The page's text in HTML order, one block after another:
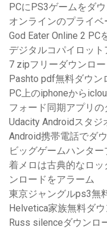
PCにPS3ゲームをダ
オンラインのプライ
God Eater Online 2 PC
デジタルコパイロッ
7 zipフリーダウンロ
Pashto pdf無料ダウン
PC上のiphoneから
フォード同期アプリの
Udacity Androidスタ
Android携帯電話でダ
ビッグゲームハンタ
着メロは古典的なロ
ンロードをアラーム
東京ジャングルps3無
Helvetica家族無料ダ
Russ silenceダウンロ